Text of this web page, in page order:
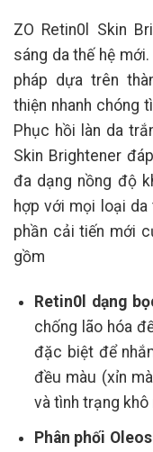
ZO Retin0l Skin
sáng da thế hệ
pháp dựa trên
thiện nhanh chóng
Phục hồi làn da
Skin Brightener
đa dạng nồng độ
hợp với mọi loại da
phần cải tiến mới
gồm
Retin0l dạng
chống lão hóa
đặc biệt để
đều màu (xỉn
và tình trạng khô
Phân phối